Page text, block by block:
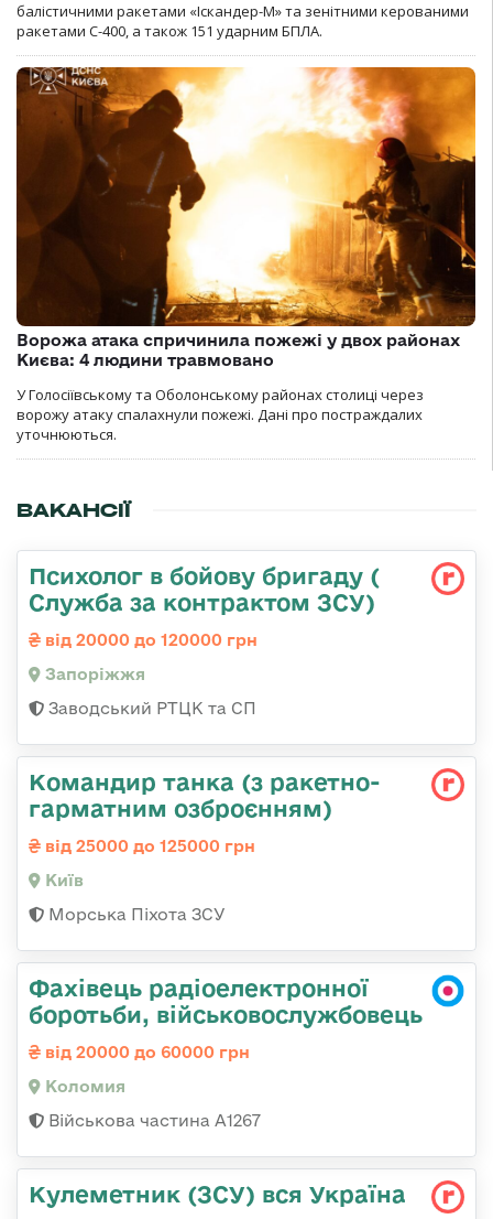
балістичними ракетами «Іскандер-М» та зенітними керованими
ракетами С-400, а також 151 ударним БПЛА.
Ворожа атака спричинила пожежі у двох районах
Києва: 4 людини травмовано
У Голосіївському та Оболонському районах столиці через
ворожу атаку спалахнули пожежі. Дані про постраждалих
уточнюються.
ВАКАНСІЇ
Психолог в бойову бригаду (
Служба за контрактом ЗСУ)
від 20000 до 120000 грн
Запоріжжя
Заводський РТЦК та СП
Командиp танка (з pакетно-
гарматним озброєнням)
від 25000 до 125000 грн
Київ
Морська Піхота ЗСУ
Фахівець радіоелектронної
боротьби, військовослужбовець
від 20000 до 60000 грн
Коломия
Військова частина А1267
Кулеметник (ЗСУ) вся Україна